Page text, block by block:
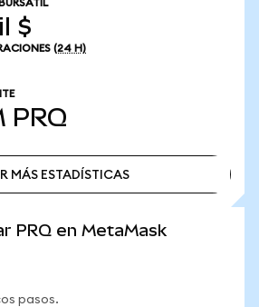
$
(24 H)
PRQ
MÁS ESTADÍSTICAS
PRQ en MetaMask
pasos.